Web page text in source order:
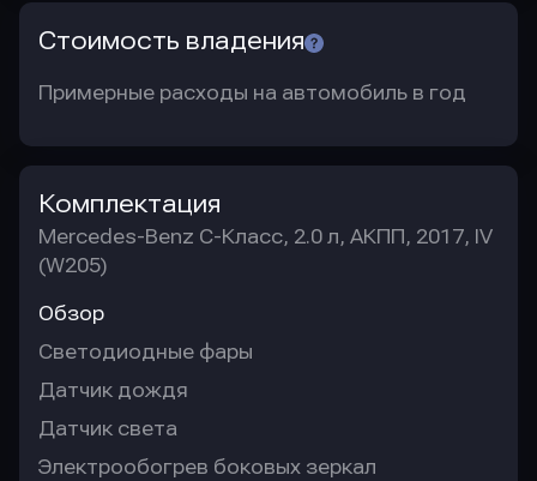
Стоимость владения
Примерные расходы на автомобиль в год
Комплектация
Mercedes-Benz C-Класс, 2.0 л, АКПП, 2017, IV
(W205)
Обзор
Светодиодные фары
Датчик дождя
Датчик света
Электрообогрев боковых зеркал